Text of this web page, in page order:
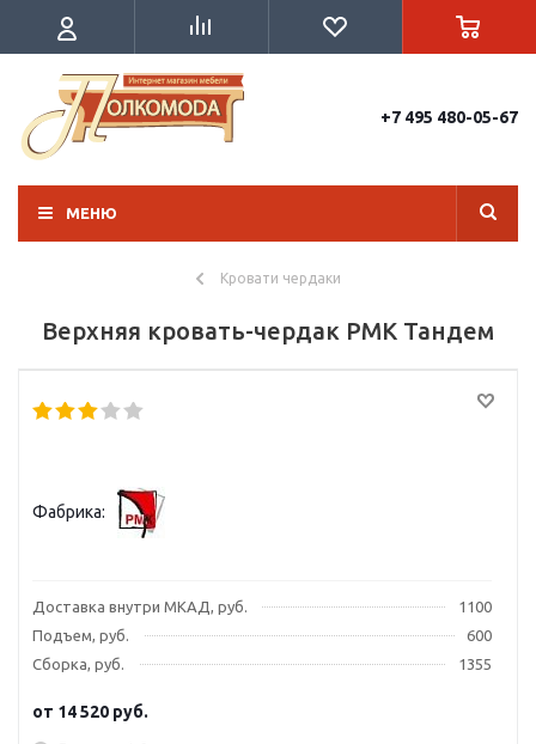
+7 495 480-05-67
МЕНЮ
Кровати чердаки
Верхняя кровать-чердак РМК Тандем
Фабрика:
Доставка внутри МКАД, руб.
1100
Подъем, руб.
600
Сборка, руб.
1355
от 14 520 руб.